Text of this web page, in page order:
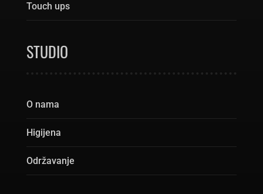
Touch ups
STUDIO
O nama
Higijena
Održavanje